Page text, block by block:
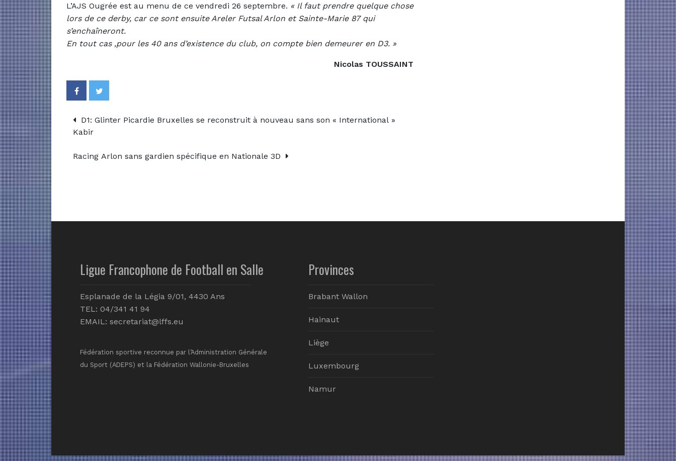
L’AJS Ougrée est au menu de ce vendredi 26 septembre. « Il faut prendre quelque chose
lors de ce derby, car ce sont ensuite Areler Futsal Arlon et Sainte-Marie 87 qui
s’enchaîneront.
En tout cas ,pour les 40 ans d’existence du club, on compte bien demeurer en D3. »
Nicolas TOUSSAINT
D1: Glinter Picardie Bruxelles se reconstruit à nouveau sans son « International »
Kabir
Racing Arlon sans gardien spécifique en Nationale 3D
Ligue Francophone de Football en Salle
Esplanade de la Légia 9/01, 4430 Ans
TEL: 04/341 41 94
EMAIL: secretariat@lffs.eu
Fédération sportive reconnue par l’Administration Générale
du Sport (ADEPS) et la Fédération Wallonie-Bruxelles
Provinces
Brabant Wallon
Hainaut
Liège
Luxembourg
Namur